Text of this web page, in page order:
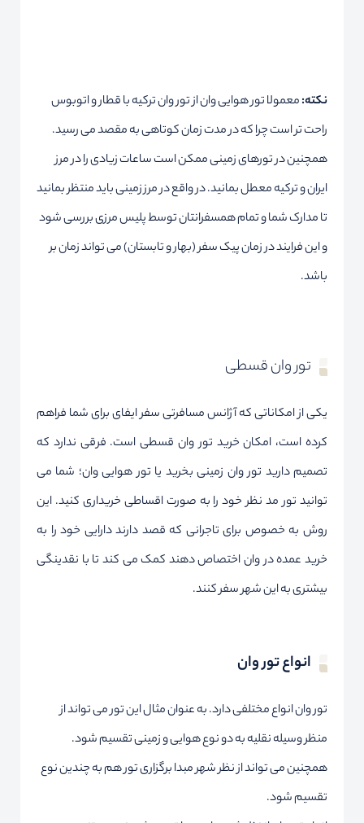
نکته:معمولا تور هوایی وان از تور وان ترکیه با قطار و اتوبوس
راحت تر است چرا که در مدت زمان کوتاهی به مقصد می رسید.
همچنین در تورهای زمینی ممکن است ساعات زیادی را در مرز
ایران و ترکیه معطل بمانید. در واقع در مرز زمینی باید منتظر بمانید
تا مدارک شما و تمام همسفرانتان توسط پلیس مرزی بررسی شود
و این فرایند در زمان پیک سفر (بهار و تابستان) می تواند زمان بر
باشد.
تور وان قسطی
یکی از امکاناتی که آژانس مسافرتی سفر ایفای برای شما فراهم
کرده است، امکان خرید تور وان قسطی است. فرقی ندارد که
تصمیم دارید تور وان زمینی بخرید یا تور هوایی وان؛ شما می
توانید تور مد نظر خود را به صورت اقساطی خریداری کنید. این
روش به خصوص برای تاجرانی که قصد دارند دارایی خود را به
خرید عمده در وان اختصاص دهند کمک می کند تا با نقدینگی
بیشتری به این شهر سفر کنند.
انواع تور وان
تور وان انواع مختلفی دارد. به عنوان مثال این تور می تواند از
منظر وسیله نقلیه به دو نوع هوایی و زمینی تقسیم شود.
همچنین می تواند از نظر شهر مبدا برگزاری تور هم به چندین نوع
تقسیم شود.